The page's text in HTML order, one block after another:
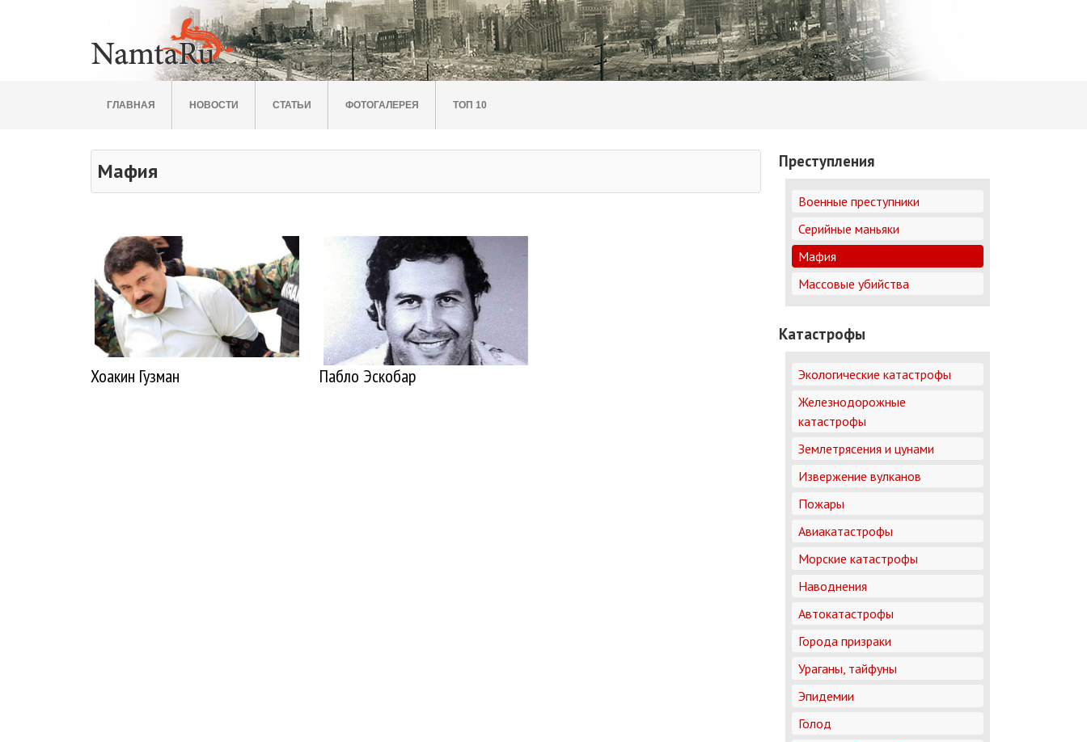
ГЛАВНАЯ НОВОСТИ СТАТЬИ ФОТОГАЛЕРЕЯ ТОП 10
Мафия
Хоакин Гузман Пабло Эскобар
Преступления
Военные преступники
Серийные маньяки
Мафия
Массовые убийства
Катастрофы
Экологические катастрофы
Железнодорожные
катастрофы
Землетрясения и цунами
Извержение вулканов
Пожары
Авиакатастрофы
Морские катастрофы
Наводнения
Автокатастрофы
Города призраки
Ураганы, тайфуны
Эпидемии
Голод